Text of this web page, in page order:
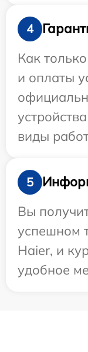
4
Как
и оплаты
виды
5
Вы
успешном
Haier, и
удобное